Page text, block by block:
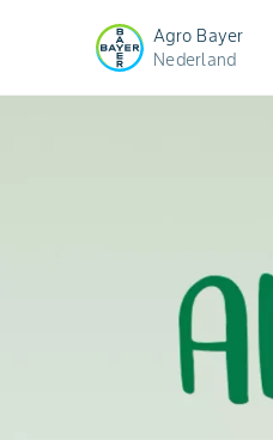
Agro Bayer
Nederland